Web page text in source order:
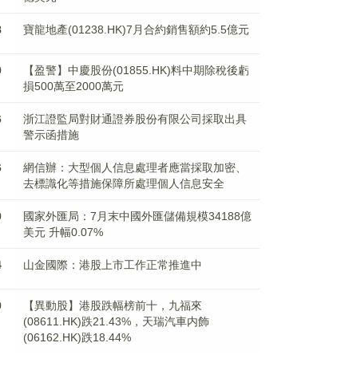
寶龍地產(01238.HK)7月合約銷售額約5.5億元
【盈警】中慶股份(01855.HK)料中期除稅後虧
損500萬至2000萬元
浙江證監局對財通證券股份有限公司採取出具
警示函措施
網信辦：大型個人信息處理者應當採取加密、
去標識化等措施保障所處理個人信息安全
國家外匯局：7月末中國外匯儲備規模34188億
美元 升幅0.07%
山金國際：港股上市工作正常推進中
【異動股】港股跌幅榜前十，九福來
(08611.HK)跌21.43%，天瑞汽車内飾
(06162.HK)跌18.44%